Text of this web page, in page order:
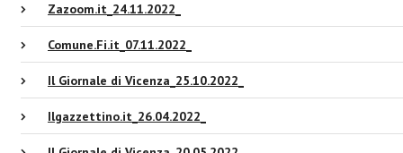
Zazoom.it_24.11.2022_
Comune.Fi.it_07.11.2022_
Il Giornale di Vicenza_25.10.2022_
Ilgazzettino.it_26.04.2022_